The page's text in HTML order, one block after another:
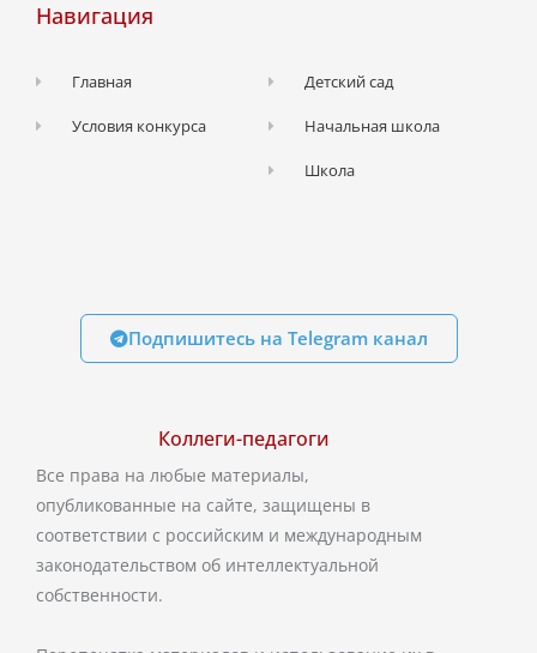
Навигация
Главная
Условия конкурса
Детский сад
Начальная школа
Школа
Подпишитесь на Telegram канал
Коллеги-педагоги
Все права на любые материалы,
опубликованные на сайте, защищены в
соответствии с российским и международным
законодательством об интеллектуальной
собственности.